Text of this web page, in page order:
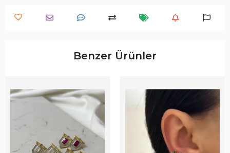
Benzer Ürünler